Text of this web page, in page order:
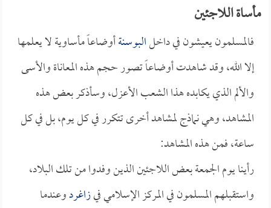
مأساة اللاجئين
فالمسلمون يعيشون في داخلالبوسنةأوضاعاً مأساوية لا يعلمها
إلا الله، وقد شاهدت أوضاعاً تصور حجم هذه المعاناة والأسى
والألم الذي يكابده هذا الشعب الأعزل، وسأذكر بعض هذه
المشاهد، وهي نماذج لمشاهد أخرى تتكرر في كل يوم، بل في كل
ساعة، فمن هذه المشاهد:
رأينا يوم الجمعة بعض اللاجئين الذين وفدوا من تلك البلاد،
واستقبلهم المسلمون في المركز الإسلامي فيزاغردوعندما